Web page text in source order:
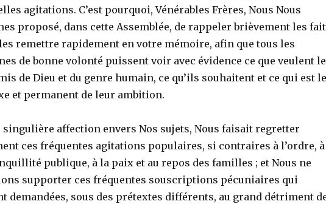
agitations. C’est pourquoi, Vénérables Frères, Nous Nous
proposé, dans cette Assemblée, de rappeler brièvement les
remettre rapidement en votre mémoire, afin que tous les
de bonne volonté puissent voir avec évidence ce que veulent
de Dieu et du genre humain, ce qu’ils souhaitent et ce qui est le
et permanent de leur ambition.
singulière affection envers Nos sujets, Nous faisait regretter
ces fréquentes agitations populaires, si contraires à l’ordre, à
publique, à la paix et au repos des familles ; et Nous ne
supporter ces fréquentes souscriptions pécuniaires qui
demandées, sous des prétextes différents, au grand détriment